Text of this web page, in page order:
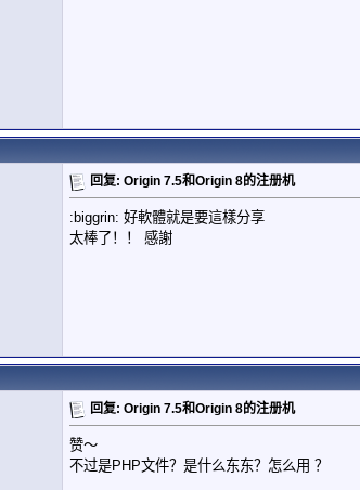
回复: Origin 7.5和Origin 8的注册机
:biggrin: 好軟體就是要這樣分享
太棒了！！ 感謝
回复: Origin 7.5和Origin 8的注册机
赞～
不过是PHP文件？是什么东东？怎么用 ？